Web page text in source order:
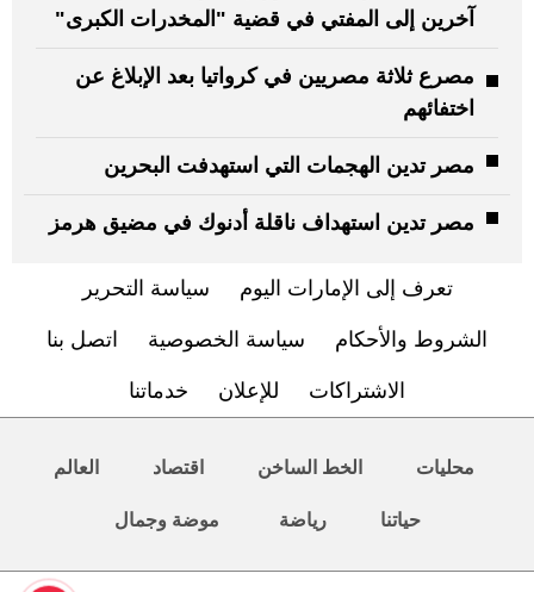
آخرين إلى المفتي في قضية "المخدرات الكبرى"
مصرع ثلاثة مصريين في كرواتيا بعد الإبلاغ عن
اختفائهم
مصر تدين الهجمات التي استهدفت البحرين
مصر تدين استهداف ناقلة أدنوك في مضيق هرمز
تعرف إلى الإمارات اليوم سياسة التحرير
الشروط والأحكام سياسة الخصوصية اتصل بنا
الاشتراكات للإعلان خدماتنا
محليات الخط الساخن اقتصاد العالم
حياتنا رياضة موضة وجمال